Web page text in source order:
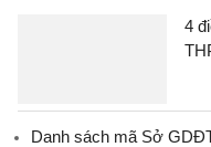
4
Danh sách mã Sở